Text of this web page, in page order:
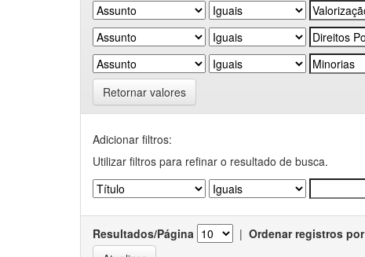
Retornar valores
Adicionar filtros:
Utilizar filtros para refinar o resultado de busca.
Resultados/Página | Ordenar registros por